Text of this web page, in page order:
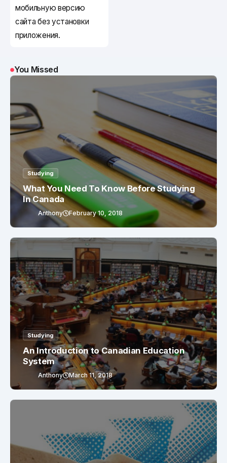
мобильную версию
сайта без установки
приложения.
You Missed
Studying
What You Need To Know Before Studying
In Canada
Anthony February 10, 2018
Studying
An Introduction to Canadian Education
System
Anthony March 11, 2018